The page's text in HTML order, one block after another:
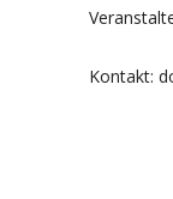
Kontakt: